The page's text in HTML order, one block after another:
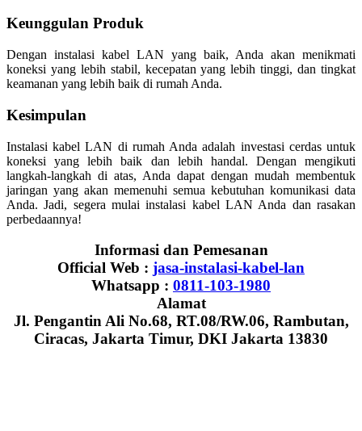
Keunggulan Produk
Dengan instalasi kabel LAN yang baik, Anda akan menikmati
koneksi yang lebih stabil, kecepatan yang lebih tinggi, dan tingkat
keamanan yang lebih baik di rumah Anda.
Kesimpulan
Instalasi kabel LAN di rumah Anda adalah investasi cerdas untuk
koneksi yang lebih baik dan lebih handal. Dengan mengikuti
langkah-langkah di atas, Anda dapat dengan mudah membentuk
jaringan yang akan memenuhi semua kebutuhan komunikasi data
Anda. Jadi, segera mulai instalasi kabel LAN Anda dan rasakan
perbedaannya!
Informasi dan Pemesanan
Official Web : jasa-instalasi-kabel-lan
Whatsapp : 0811-103-1980
Alamat
Jl. Pengantin Ali No.68, RT.08/RW.06, Rambutan,
Ciracas, Jakarta Timur, DKI Jakarta 13830